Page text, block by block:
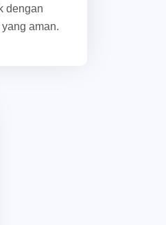
dengan
aman.